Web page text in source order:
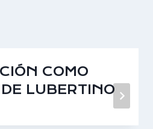
COMO
LUBERTINO